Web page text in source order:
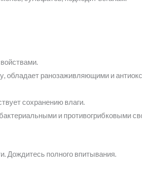
обладает ранозаживляющими и
сохранению влаги.
и противогрибковыми
Дождитесь полного впитывания.